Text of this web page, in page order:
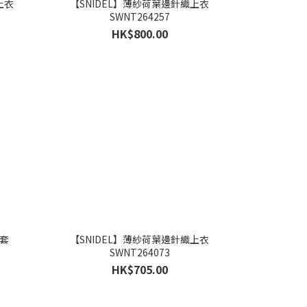
衣
【SNIDEL】薄紗荷葉邊針織上衣
SWNT264257
HK$800.00
【SNIDEL】薄紗荷葉邊針織上衣
SWNT264073
HK$705.00